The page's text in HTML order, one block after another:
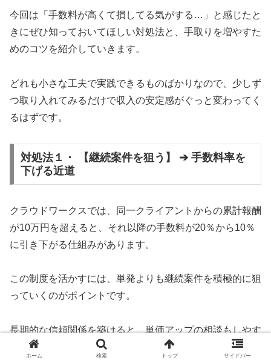
今回は「手数料が高くて損してる気がする…」と感じたと
きにぜひ知っておいてほしい対処法と、手取りを増やすた
めのコツを紹介していきます。
どれも小さな工夫で実践できるものばかりなので、少しず
つ取り入れてみるだけで収入の安定感がぐっと変わってく
るはずです。
対処法１・ 【継続案件を狙う】 ➔ 手数料率を
下げる近道
クラウドワークスでは、同一クライアントからの累計報酬
が10万円を超えると、それ以降の手数料が20％から10％
に引き下がる仕組みがあります。
この制度を活かすには、単発よりも継続案件を積極的に狙
っていくのがポイントです。
長期的な信頼関係を築けると、単価アップの相談もしやす
くなり、さらにお得な働き方に繋がります。
ホーム 検索 トップ サイドバー